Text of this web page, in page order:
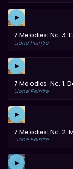
▶
7 Melodies: No. 3.
Lionel Peintre
▶
7 Melodies: No. 1.
Lionel Peintre
▶
7 Melodies: No. 2.
Lionel Peintre
▶